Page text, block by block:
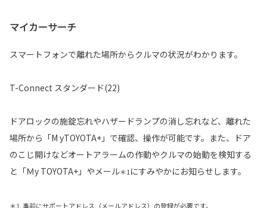
マイカーサーチ
スマートフォンで離れた場所からクルマの状況がわかります。
T-Connect スタンダード(22)
ドアロックの施錠忘れやハザードランプの消し忘れなど、離れた
場所から「M yTOYOTA+」で確認、操作が可能です。また、ドア
のこじ開けなどオートアラームの作動やクルマの始動を検知する
と「Ｍy TOYOTA+」やメール＊1 にすみやかにお知らせします。
＊1. 事前にサポートアドレス（メールアドレス）の登録が必要です。